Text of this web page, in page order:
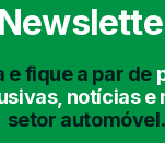
e fique a par de
notícias e
setor automóvel.